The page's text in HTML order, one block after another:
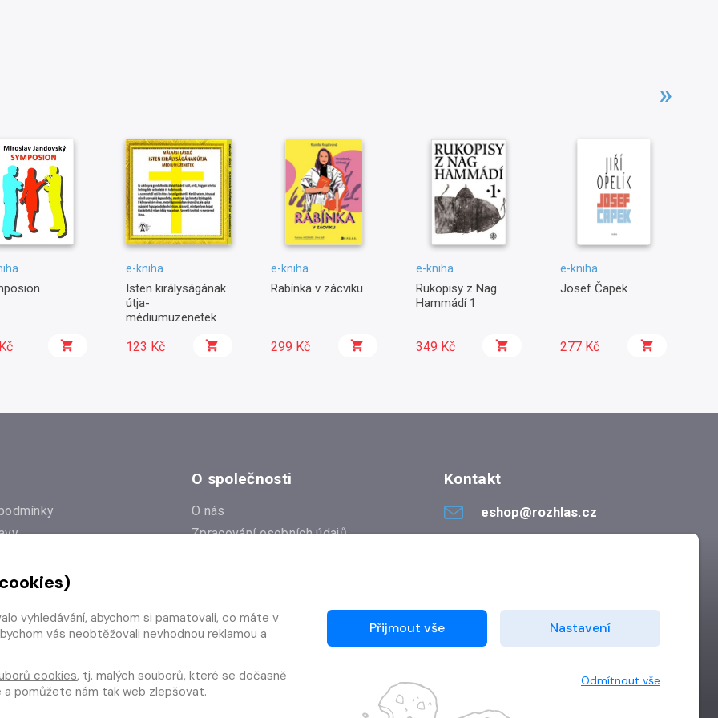
e-kniha
Isten királyságának
útja-
médiumuzenetek
123 Kč
e-kniha
Rabínka v zácviku
299 Kč
e-kniha
Rukopisy z Nag
Hammádí 1
349 Kč
e-kniha
Josef Čapek
277 Kč
od smlouvy
O společnosti
O nás
Zpracování osobních údajů
Kontakt
eshop@rozhlas.cz
vyhledávání, abychom si pamatovali, co máte v
vás neobtěžovali nevhodnou reklamou a
cookies, tj. malých souborů, které se dočasně
a pomůžete nám tak web zlepšovat.
Přijmout vše Nastavení
Odmítnout vše